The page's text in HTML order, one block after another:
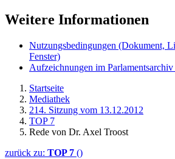
Weitere Informationen
Nutzungsbedingungen (Dokument,
Fenster)
Aufzeichnungen im Parlamentsarchiv
Startseite
Mediathek
214. Sitzung vom 13.12.2012
TOP 7
Rede von Dr. Axel Troost
zurück zu: TOP 7 ()